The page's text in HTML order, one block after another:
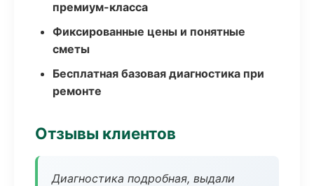
премиум-класса
Фиксированные цены и понятные
сметы
Бесплатная базовая диагностика при
ремонте
Отзывы клиентов
Диагностика подробная, выдали